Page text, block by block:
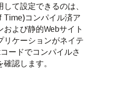
て設定できるのは、
Time)コンパイル済ア
および静的Webサイト
リケーションがネイテ
ードでコンパイルさ
認します。